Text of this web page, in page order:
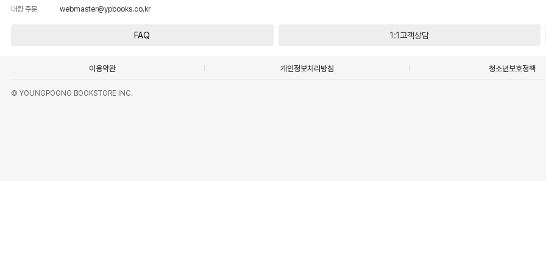
대량 주문
webmaster@ypbooks.co.kr
FAQ 1:1고객상담
이용약관 개인정보처리방침 청소년보호정책
© YOUNGPOONG BOOKSTORE INC.